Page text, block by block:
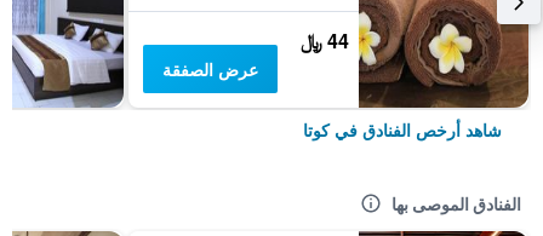
44 ﷼
عرض الصفقة
شاهد أرخص الفنادق في كوتا
الفنادق الموصى بها